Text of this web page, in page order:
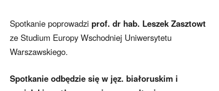
Spotkanie poprowadzi prof. dr hab. Leszek Zasztowt
ze Studium Europy Wschodniej Uniwersytetu
Warszawskiego.
Spotkanie odbędzie się w jęz. białoruskim i